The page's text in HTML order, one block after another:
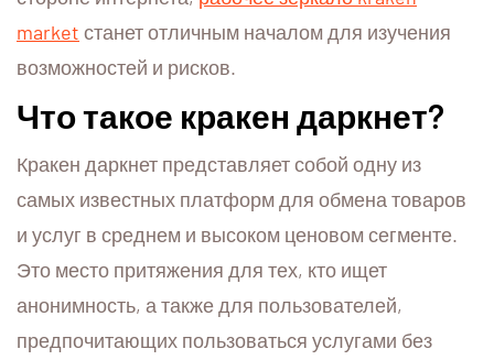
market станет отличным началом для изучения
возможностей и рисков.
Что такое кракен даркнет?
Кракен даркнет представляет собой одну из
самых известных платформ для обмена товаров
и услуг в среднем и высоком ценовом сегменте.
Это место притяжения для тех, кто ищет
анонимность, а также для пользователей,
предпочитающих пользоваться услугами без